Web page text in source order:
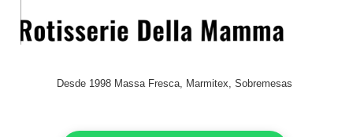
Desde 1998 Massa Fresca, Marmitex, Sobremesas